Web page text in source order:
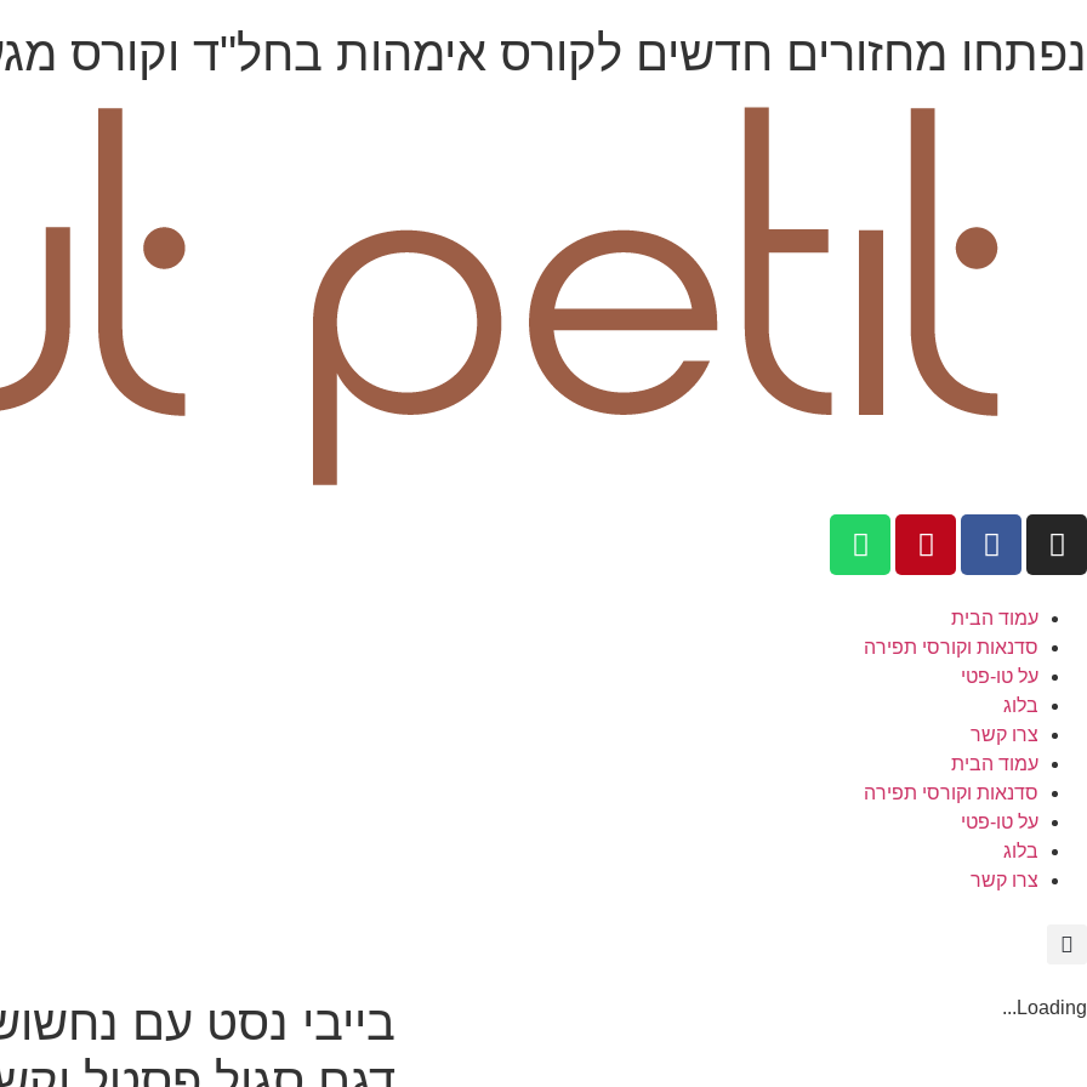
נפתחו מחזורים חדשים לקורס אימהות בחל"ד וקורס
עמוד הבית
סדנאות וקורסי תפירה
על טו-פטי
בלוג
צרו קשר
עמוד הבית
סדנאות וקורסי תפירה
על טו-פטי
בלוג
צרו קשר
Loading...
בייבי נסט עם